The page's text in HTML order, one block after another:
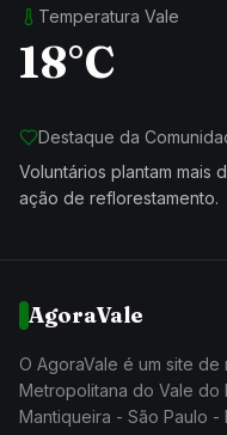
Temperatura Vale
18°C
Destaque da
Voluntários plantam mais
ação de reflorestamento.
AgoraVale
O AgoraVale é um site
Metropolitana do Vale do
Mantiqueira - São Paulo -